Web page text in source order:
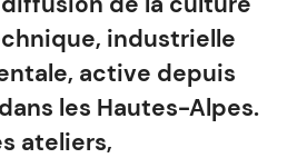
industrielle
active depuis
les Hautes-Alpes.
ateliers,